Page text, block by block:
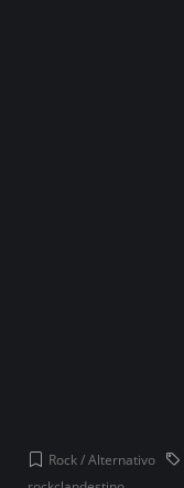
Rock / Alternativo